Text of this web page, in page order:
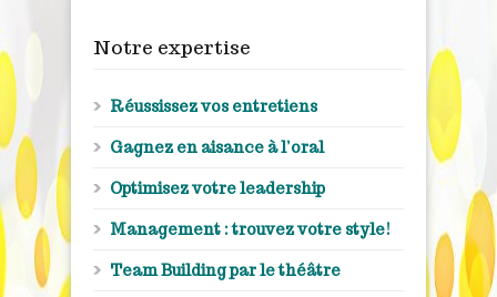
Notre expertise
Réussissez vos entretiens
Gagnez en aisance à l’oral
Optimisez votre leadership
Management : trouvez votre style!
Team Building par le théâtre